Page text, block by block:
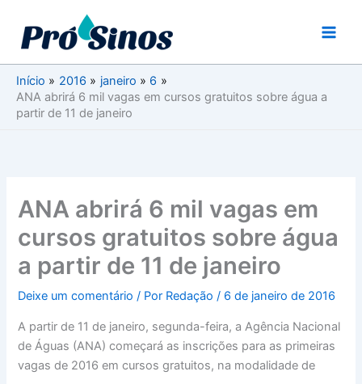
conteúdo
Início
2016 janeiro
6
ANA abrirá 6 mil vagas em cursos gratuitos sobre água a
partir de 11 de janeiro
ANA abrirá 6 mil vagas em
cursos gratuitos sobre água
a partir de 11 de janeiro
Deixe um comentário / Por Redação/ 6 de janeiro de 2016
A partir de 11 de janeiro, segunda-feira, a Agência Nacional
de Águas (ANA) começará as inscrições para as primeiras
vagas de 2016 em cursos gratuitos, na modalidade de